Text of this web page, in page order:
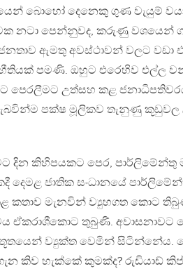
බොහෝ දෙනෙකු ගුණ වැයුම් වයා
නටා පෙන්නුවද, කරුණු වශයෙන්
ඇමතු අවස්ථාවන් වලට වඩා
භීතියක් පමණි. ඔහුට එරෙහිව එල්ල
පෙරලීමට උත්සහ කළ
පක්ෂ මූලිකව තැනුණු කූඩුවල
දින කිහිපයකට පෙර, පාර්ලිමේන්තු
දෙමළ ජාතික සංධානයේ
කතාව මැනවින් ව්‍යුහගත කොට
ඒකරාශීකොට තුබුණි. අවාසනාවට
ව්‍යුක්ත වෙමින් සිටින්නේය.
කිව හැක්කේ කුමක්ද? රුඩියාඩ්